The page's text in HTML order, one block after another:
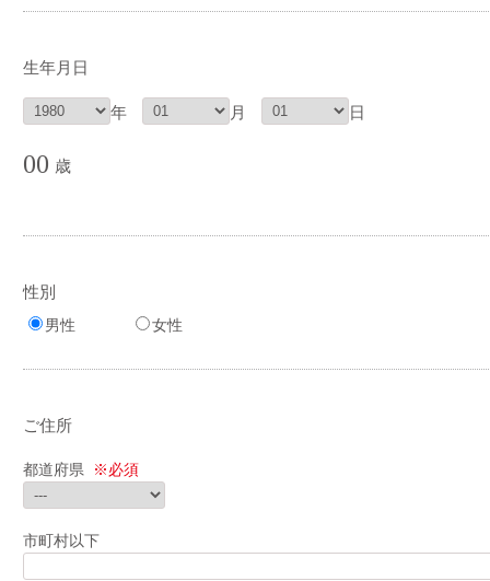
生年月日
年 月 日
00 歳
性別
男性 女性
ご住所
都道府県 ※必須
市町村以下